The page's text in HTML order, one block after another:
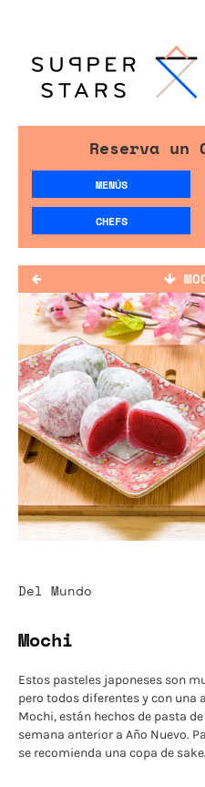
Reserva un
MENÚS
CHEFS
Del Mundo
Mochi
Estos pasteles japoneses son
pero todos diferentes y con una
Mochi, están hechos de pasta
semana anterior a Año Nuevo.
se recomienda una copa de sake.